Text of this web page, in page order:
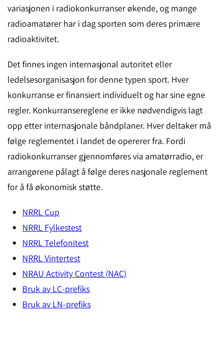
variasjonen i radiokonkurranser økende, og mange
radioamatører har i dag sporten som deres primære
radioaktivitet.
Det finnes ingen internasjonal autoritet eller
ledelsesorganisasjon for denne typen sport. Hver
konkurranse er finansiert individuelt og har sine egne
regler. Konkurransereglene er ikke nødvendigvis lagt
opp etter internasjonale båndplaner. Hver deltaker må
følge reglementet i landet de opererer fra. Fordi
radiokonkurranser gjennomføres via amatørradio, er
arrangørene pålagt å følge deres nasjonale reglement
for å få økonomisk støtte.
NRRL Cup
NRRL Fylkestest
NRRL Telefonitest
NRRL Vintertest
NRAU Activity Contest (NAC)
Bruk av LC-prefiks
Bruk av LN-prefiks